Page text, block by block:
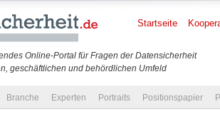
Online-Portal für Fragen der Datensicherheit
geschäftlichen und behördlichen Umfeld
Startseite
Branche Experten Portraits Positionspapier